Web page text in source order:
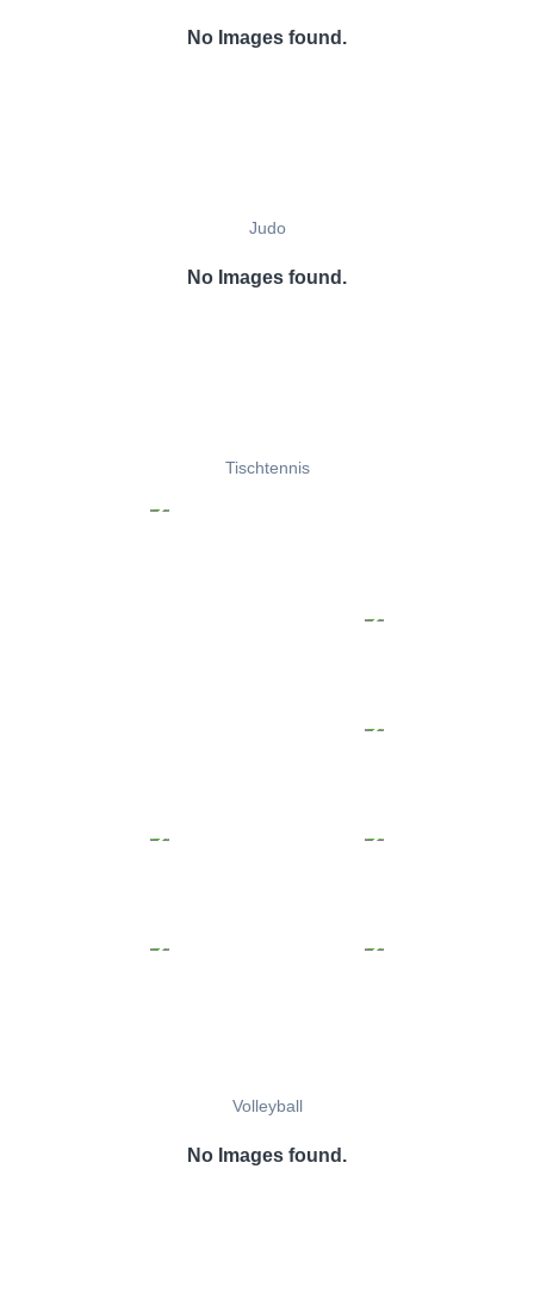
No Images found.
Judo
No Images found.
Tischtennis
Volleyball
No Images found.